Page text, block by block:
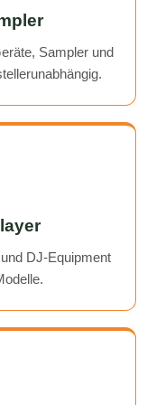
Sampler und
DJ-Equipment